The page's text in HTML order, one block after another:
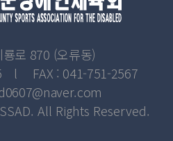
로 870 (오류동)
l FAX : 041-751-2567
All Rights Reserved.